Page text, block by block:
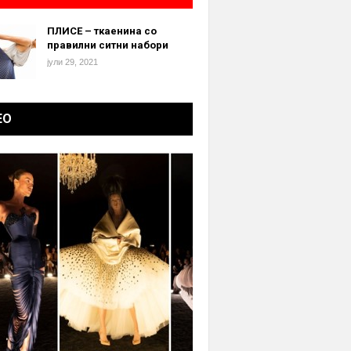
ПЛИСЕ – ткаенина со
правилни ситни набори
јули 29, 2021